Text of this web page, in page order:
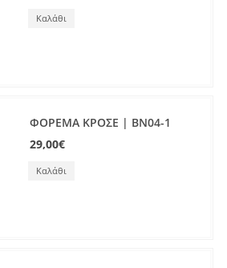
Καλάθι
ΦΟΡΕΜΑ ΚΡΟΣΕ | BN04-1
29,00€
Καλάθι